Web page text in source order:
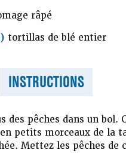
râpé
tortillas de blé entier
INSTRUCTIONS
des pêches dans un bol.
petits morceaux de la
Mettez les pêches de